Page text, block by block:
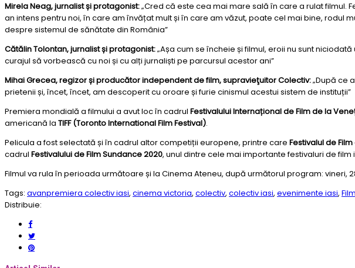
Mirela Neag, jurnalist și protagonist:„Cred că este cea mai mare sală în care a rulat filmul.
an intens pentru noi, în care am învățat mult și în care am văzut, poate cel mai bine, rodul
despre sistemul de sănătate din România”
Cătălin Tolontan, jurnalist și protagonist:„Așa cum se încheie și filmul, eroii nu sunt
curajul să vorbească cu noi și cu alți jurnaliști pe parcursul acestor ani”
Mihai Grecea, regizor și producător independent de film, supravieţuitor Colectiv:„După ce
prietenii și, încet, încet, am descoperit cu oroare și furie cinismul acestui sistem de instituții”
Premiera mondială a filmului a avut loc în cadrul Festivalului Internațional de Film de la
americană la TIFF (Toronto International Film Festival).
Pelicula a fost selectată și în cadrul altor competiții europene, printre care Festivalul de
cadrul Festivalului de Film Sundance 2020, unul dintre cele mai importante festivaluri de
Filmul va rula în perioada următoare și la Cinema Ateneu, după următorul program: vineri,
Tags: avanpremiera colectiv iasi, cinema victoria, colectiv, colectiv iasi, evenimente iasi, Film
Distribuie: